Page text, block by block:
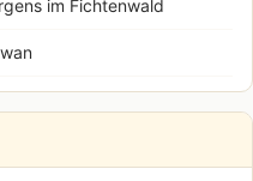
im Fichtenwald